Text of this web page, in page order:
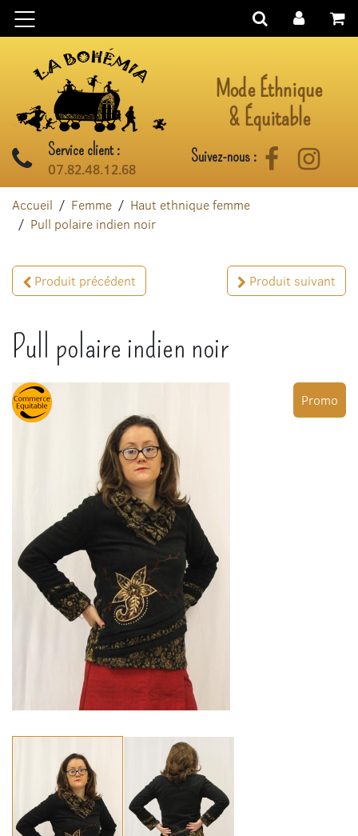
Aller au contenu
Mode Éthnique
& Équitable
Service client :
07.82.48.12.68
Suivez-nous : Facebook
Accueil Femme
Haut ethnique femme
Pull polaire indien noir
Produit précédent Produit suivant
Pull polaire indien noir
Promo